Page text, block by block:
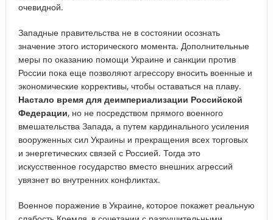
очевидной.
Западные правительства не в состоянии осознать
значение этого исторического момента. Дополнительные
меры по оказанию помощи Украине и санкции против
России пока еще позволяют агрессору вносить военные и
экономические коррективы, чтобы оставаться на плаву.
Настало время для деимпериализации Российской
Федерации, но не посредством прямого военного
вмешательства Запада, а путем кардинального усиления
вооруженных сил Украины и прекращения всех торговых
и энергетических связей с Россией. Тогда это
искусственное государство вместо внешних агрессий
увязнет во внутренних конфликтах.
Военное поражение в Украине, которое покажет реальную